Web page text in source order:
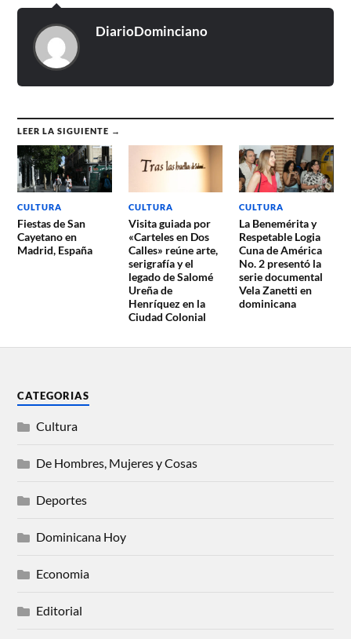
DiarioDominciano
LEER LA SIGUIENTE →
CULTURA
Fiestas de San
Cayetano en
Madrid, España
CULTURA
Visita guiada por
«Carteles en Dos
Calles» reúne arte,
serigrafía y el
legado de Salomé
Ureña de
Henríquez en la
Ciudad Colonial
CULTURA
La Benemérita y
Respetable Logia
Cuna de América
No. 2 presentó la
serie documental
Vela Zanetti en
dominicana
CATEGORIAS
Cultura
De Hombres, Mujeres y Cosas
Deportes
Dominicana Hoy
Economia
Editorial